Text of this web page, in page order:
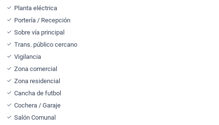
Planta eléctrica
Portería / Recepción
Sobre vía principal
Trans. público cercano
Vigilancia
Zona comercial
Zona residencial
Cancha de futbol
Cochera / Garaje
Salón Comunal